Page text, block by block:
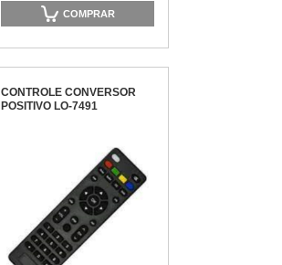
COMPRAR
CONTROLE CONVERSOR
POSITIVO LO-7491